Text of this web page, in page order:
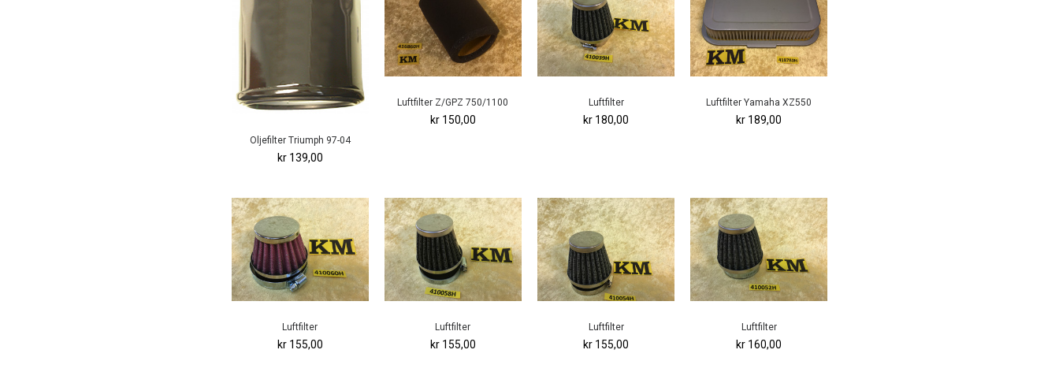
Oljefilter Triumph 97-04
kr 139,00
Luftfilter Z/GPZ 750/1100
kr 150,00
Luftfilter
kr 180,00
Luftfilter Yamaha XZ550
kr 189,00
Luftfilter
kr 155,00
Luftfilter
kr 155,00
Luftfilter
kr 155,00
Luftfilter
kr 160,00